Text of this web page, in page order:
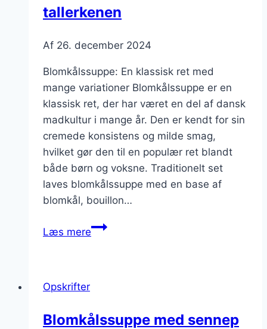
tallerkenen
Af 26. december 2024
Blomkålssuppe: En klassisk ret med
mange variationer Blomkålssuppe er en
klassisk ret, der har været en del af dansk
madkultur i mange år. Den er kendt for sin
cremede konsistens og milde smag,
hvilket gør den til en populær ret blandt
både børn og voksne. Traditionelt set
laves blomkålssuppe med en base af
blomkål, bouillon…
Læs mereBlomkålssuppe
tallerkenen
Opskrifter
Blomkålssuppe med sennep